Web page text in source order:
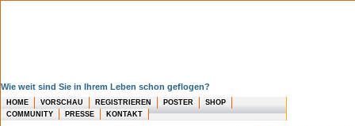
Wie weit sind Sie in Ihrem Leben schon geflogen?
HOME VORSCHAU REGISTRIEREN POSTER
SHOP
COMMUNITY
PRESSE KONTAKT